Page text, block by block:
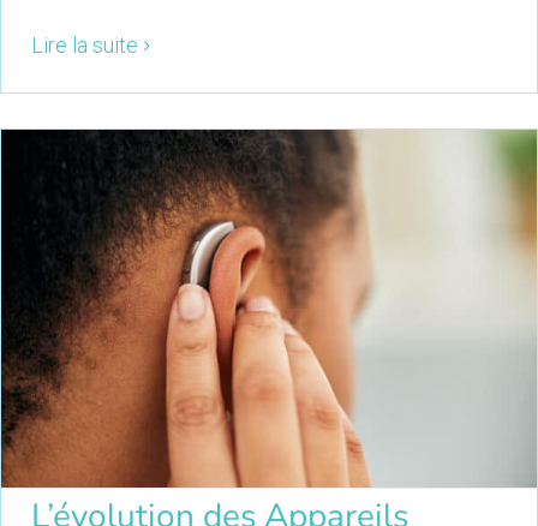
Lire la suite
L’évolution des Appareils